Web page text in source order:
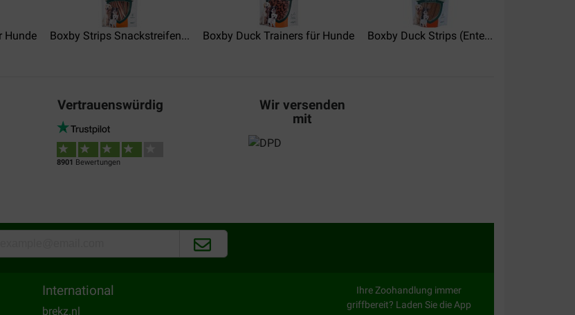
Hunde Boxby Strips Snackstreifen... Boxby Duck Trainers für Hunde Boxby Duck Strips (Ente...
Vertrauenswürdig
8901 Bewertungen
Wir versenden
mit
International
brekz.nl
Ihre Zoohandlung immer
griffbereit? Laden Sie die App